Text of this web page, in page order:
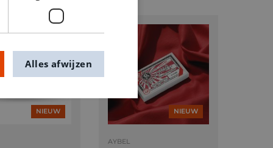
NIEUW NIEUW
AYBEL
Alles afwijzen